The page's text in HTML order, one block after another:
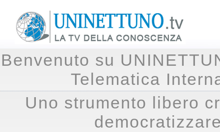
Benvenuto su
Telematica
Uno strumento libero